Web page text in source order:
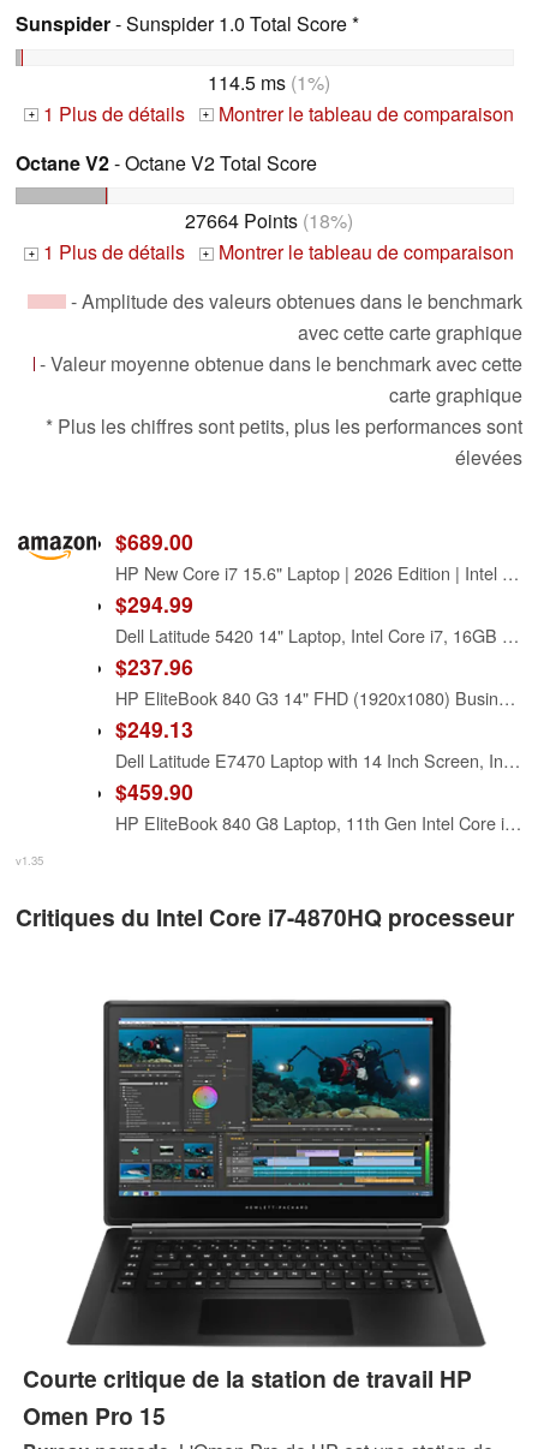
Sunspider- Sunspider 1.0 Total Score *
114.5 ms (1%)
+ 1 Plus de détails + Montrer le tableau de comparaison
Octane V2- Octane V2 Total Score
27664 Points (18%)
+ 1 Plus de détails + Montrer le tableau de comparaison
- Amplitude des valeurs obtenues dans le benchmark
avec cette carte graphique
- Valeur moyenne obtenue dans le benchmark avec cette
carte graphique
* Plus les chiffres sont petits, plus les performances sont
élevées
$689.00
HP New Core i7 15.6" Laptop | 2026 Edition | Intel High-Performance Core i7-1255U up to 4.7GHz | 16GB RAM - 1TB PCIe SSD | Webcam | FHD | Long Battery Life | Windows 11 | Business & Academic
$294.99
Dell Latitude 5420 14" Laptop, Intel Core i7, 16GB RAM, 256GB SSD, Win11 Pro (Renewed)
$237.96
HP EliteBook 840 G3 14" FHD (1920x1080) Business Laptop Computer, Intel Core i7-6600 Up to 3.40GHz Notebook PC, 16GB RAM, 256GB SSD, Type-C, Windows 11 Pro (Renewed)
$249.13
Dell Latitude E7470 Laptop with 14 Inch Screen, Intel Core i7-6600U, 16 GB RAM, 256 GB SSD, Camera, Windows 11 Pro (Renewed)
$459.90
HP EliteBook 840 G8 Laptop, 11th Gen Intel Core i7-1185G7 3.0GHz, 16GB RAM, 512GB SSD, Windows 11 Pro, Fingerprint, (Renewed)
v1.35
Critiques du Intel Core i7-4870HQ processeur
Courte critique de la station de travail HP
Omen Pro 15